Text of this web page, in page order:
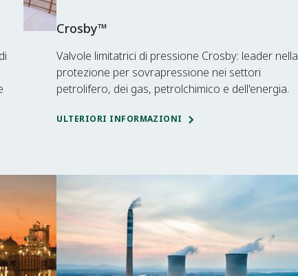
Crosby™
Valvole limitatrici di pressione Crosby: leader nella
protezione per sovrapressione nei settori
petrolifero, dei gas, petrolchimico e dell'energia.
ULTERIORI INFORMAZIONI